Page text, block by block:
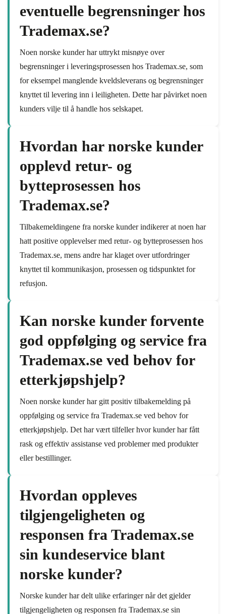
eventuelle begrensninger hos
Trademax.se?
Noen norske kunder har uttrykt misnøye over
begrensninger i leveringsprosessen hos Trademax.se, som
for eksempel manglende kveldsleverans og begrensninger
knyttet til levering inn i leiligheten. Dette har påvirket noen
kunders vilje til å handle hos selskapet.
Hvordan har norske kunder
opplevd retur- og
bytteprosessen hos
Trademax.se?
Tilbakemeldingene fra norske kunder indikerer at noen har
hatt positive opplevelser med retur- og bytteprosessen hos
Trademax.se, mens andre har klaget over utfordringer
knyttet til kommunikasjon, prosessen og tidspunktet for
refusjon.
Kan norske kunder forvente
god oppfølging og service fra
Trademax.se ved behov for
etterkjøpshjelp?
Noen norske kunder har gitt positiv tilbakemelding på
oppfølging og service fra Trademax.se ved behov for
etterkjøpshjelp. Det har vært tilfeller hvor kunder har fått
rask og effektiv assistanse ved problemer med produkter
eller bestillinger.
Hvordan oppleves
tilgjengeligheten og
responsen fra Trademax.se
sin kundeservice blant
norske kunder?
Norske kunder har delt ulike erfaringer når det gjelder
tilgjengeligheten og responsen fra Trademax.se sin